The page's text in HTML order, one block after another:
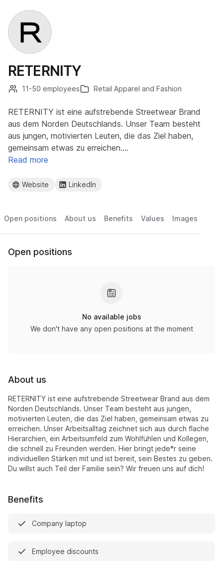
RETERNITY
11-50 employees Retail Apparel and Fashion
RETERNITY ist eine aufstrebende Streetwear Brand
aus dem Norden Deutschlands. Unser Team besteht
aus jungen, motivierten Leuten, die das Ziel haben,
gemeinsam etwas zu erreichen.…
Read more
Website LinkedIn
Open positions About us Benefits Values Images
Open positions
No available jobs
We don't have any open positions at the moment
About us
RETERNITY ist eine aufstrebende Streetwear Brand aus dem
Norden Deutschlands. Unser Team besteht aus jungen,
motivierten Leuten, die das Ziel haben, gemeinsam etwas zu
erreichen. Unser Arbeitsalltag zeichnet sich aus durch flache
Hierarchien, ein Arbeitsumfeld zum Wohlfühlen und Kollegen,
die schnell zu Freunden werden. Hier bringt jede*r seine
individuellen Stärken mit und ist bereit, sein Bestes zu geben.
Du willst auch Teil der Familie sein? Wir freuen uns auf dich!
Benefits
Company laptop
Employee discounts